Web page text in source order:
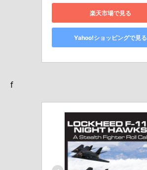
楽天市場で見る
Yahoo!ショッピングで見る
ｆ